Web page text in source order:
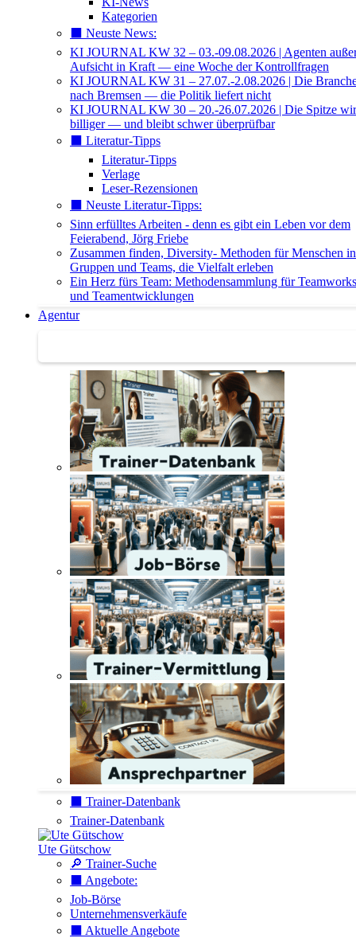
Kategorien
⬛️ Neuste News:
KI JOURNAL KW 32 – 03.-09.08.2026 | Agenten
Aufsicht in Kraft — eine Woche der Kontrollfragen
KI JOURNAL KW 31 – 27.07.-2.08.2026 | Die
nach Bremsen — die Politik liefert nicht
KI JOURNAL KW 30 – 20.-26.07.2026 | Die Spitze
billiger — und bleibt schwer überprüfbar
⬛️ Literatur-Tipps
Literatur-Tipps
Verlage
Leser-Rezensionen
⬛️ Neuste Literatur-Tipps:
Sinn erfülltes Arbeiten - denn es gibt ein Leben vor dem
Feierabend, Jörg Friebe
Zusammen finden, Diversity- Methoden für Menschen in
Gruppen und Teams, die Vielfalt erleben
Ein Herz fürs Team: Methodensammlung für
und Teamentwicklungen
Agentur
⬛️ Trainer-Datenbank
Trainer-Datenbank
Ute Gütschow
🔎 Trainer-Suche
⬛️ Angebote:
Job-Börse
Unternehmensverkäufe
⬛️ Aktuelle Angebote